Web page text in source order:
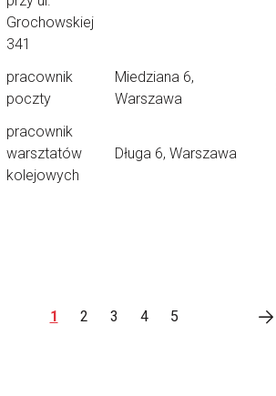
Grochowskiej
341
pracownik
poczty
Miedziana 6,
Warszawa
pracownik
warsztatów
kolejowych
Długa 6, Warszawa
1 2 3 4 5